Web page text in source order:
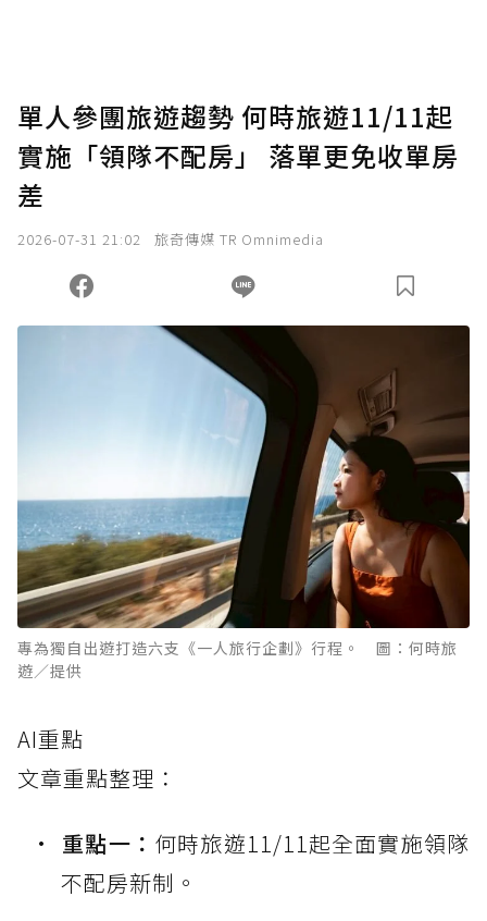
確認送出
您當前剩餘 U 利點數：0點；前往 購買點數
單人參團旅遊趨勢 何時旅遊11/11起
實施「領隊不配房」 落單更免收單房
差
2026-07-31 21:02 旅奇傳媒 TR Omnimedia
專為獨自出遊打造六支《一人旅行企劃》行程。 圖：何時旅
遊／提供
AI重點
文章重點整理：
重點一： 何時旅遊11/11起全面實施領隊
不配房新制。